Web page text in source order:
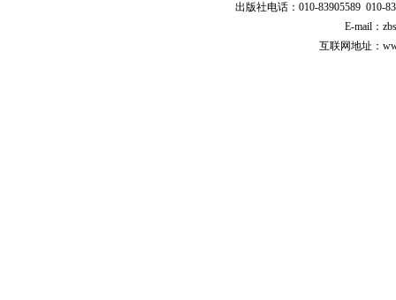
出版社电话：010-83905589 010-
E-mail：
互联网地址：